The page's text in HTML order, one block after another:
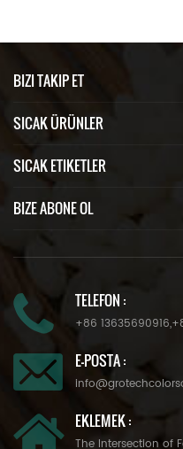
BIZI TAKIP ET
SICAK ÜRÜNLER
SICAK ETIKETLER
BIZE ABONE OL
TELEFON :
+86 13635690916,
E-POSTA :
EKLEMEK :
The Intersection of